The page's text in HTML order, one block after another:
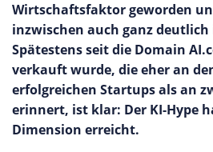
Wirtschaftsfaktor geworden
inzwischen auch ganz
Spätestens seit die Domain
verkauft wurde, die eher an
erfolgreichen Startups als an
erinnert, ist klar: Der KI-Hype
Dimension erreicht.